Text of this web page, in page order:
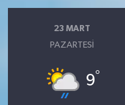
23 MART
PAZARTESI
9°